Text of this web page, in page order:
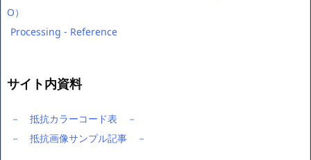
O）
Processing - Reference
サイト内資料
－ 抵抗カラーコード表 －
－ 抵抗画像サンプル記事 －